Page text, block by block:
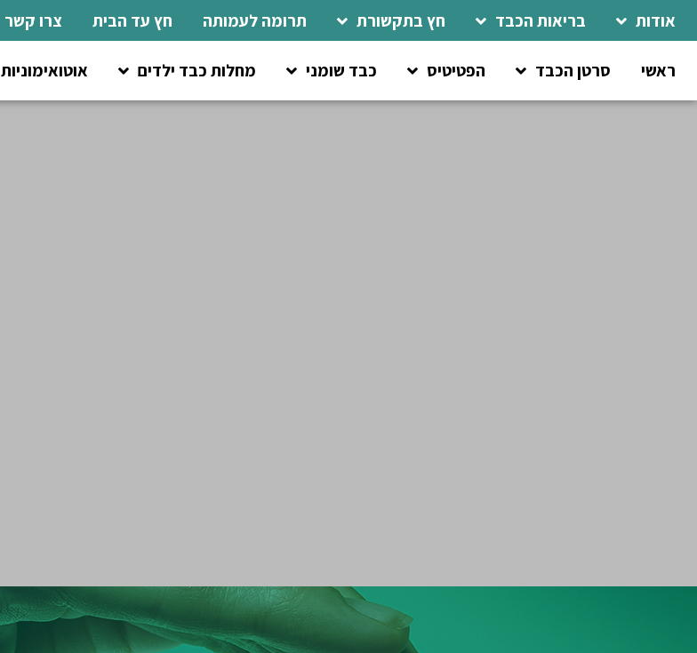
אודות בריאות הכבד חץ בתקשורת תרומה לעמותה חץ עד הבית צרו קשר
ראשי סרטן הכבד הפטיטיס כבד שומני מחלות כבד ילדים אוטואימוניות